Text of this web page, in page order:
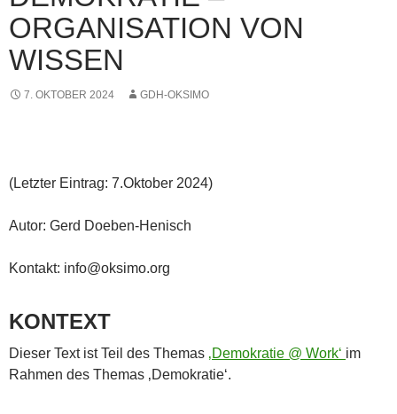
ORGANISATION VON
WISSEN
7. OKTOBER 2024 GDH-OKSIMO
(Letzter Eintrag: 7.Oktober 2024)
Autor: Gerd Doeben-Henisch
Kontakt: info@oksimo.org
KONTEXT
Dieser Text ist Teil des Themas ‚Demokratie @ Work‘ im
Rahmen des Themas ‚Demokratie‘.